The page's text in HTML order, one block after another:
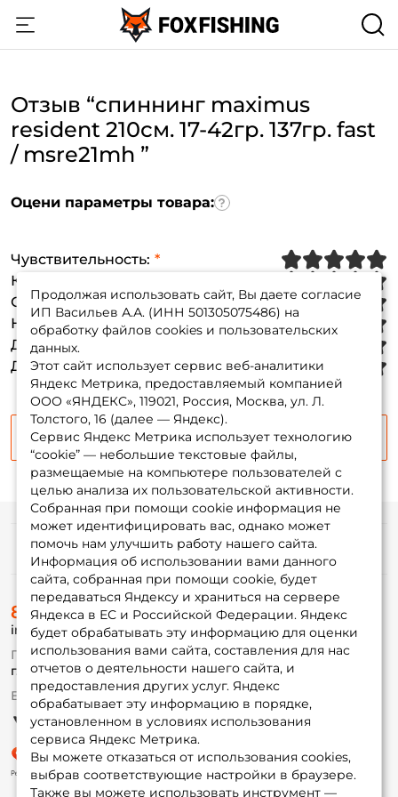
Отзыв “спиннинг maximus
resident 210см. 17-42гр. 137гр. fast
/ msre21mh ”
Оцени параметры товара:
Чувствительность:
Качество сборки
Соответствие тесту:
Надежность :
Дизайн:
Дальность заброса:
Продолжить
Продолжая использовать сайт, Вы даете согласие
ИП Васильев А.А. (ИНН 501305075486) на
обработку файлов cookies и пользовательских
данных.
Этот сайт использует сервис веб-аналитики
Яндекс Метрика, предоставляемый компанией
ООО «ЯНДЕКС», 119021, Россия, Москва, ул. Л.
Толстого, 16 (далее — Яндекс).
Сервис Яндекс Метрика использует технологию
“cookie” — небольшие текстовые файлы,
размещаемые на компьютере пользователей с
целью анализа их пользовательской активности.
Собранная при помощи cookie информация не
может идентифицировать вас, однако может
помочь нам улучшить работу нашего сайта.
Информация об использовании вами данного
сайта, собранная при помощи cookie, будет
передаваться Яндексу и храниться на сервере
Яндекса в ЕС и Российской Федерации. Яндекс
будет обрабатывать эту информацию для оценки
использования вами сайта, составления для нас
отчетов о деятельности нашего сайта, и
предоставления других услуг. Яндекс
обрабатывает эту информацию в порядке,
установленном в условиях использования
сервиса Яндекс Метрика.
Вы можете отказаться от использования cookies,
выбрав соответствующие настройки в браузере.
Также вы можете использовать инструмент —
Создать аккаунт
ФИО: *
Email: *
Номер телефона: *
Придумайте пароль: *
Повторите пароль: *
Заполняя данную форму вы соглашаетесь на обработку
персональных данных
Создать аккаунт
У меня уже есть аккаунт
Информация
О магазине
Доставка
Оплата
Fox-bonus
Гуру
Партнерская программа
8 (495) 532-77-88
info@foxfishing.ru
По вопросам с заказом
г. Москва, ул. Плеханова д.7
Ежедневно 10:00 до 20:00